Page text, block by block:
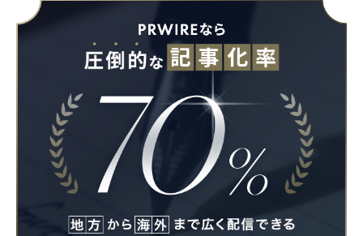
Japanese